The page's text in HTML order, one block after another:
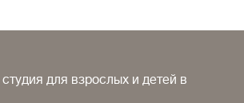
для взрослых и детей в